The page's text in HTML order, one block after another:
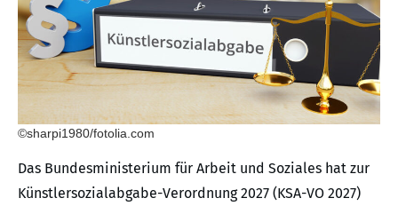
©sharpi1980/fotolia.com
Das Bundesministerium für Arbeit und Soziales hat zur
Künstlersozialabgabe-Verordnung 2027 (KSA-VO 2027)